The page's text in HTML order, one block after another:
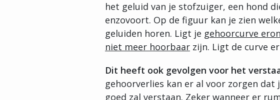
het geluid van je stofzuiger, een hond
enzovoort. Op de figuur kan je zien
geluiden horen. Ligt je gehoorcurve
niet meer hoorbaar zijn. Ligt de curve
Dit heeft ook gevolgen voor het
gehoorverlies kan er al voor zorgen
goed zal verstaan. Zeker wanneer er